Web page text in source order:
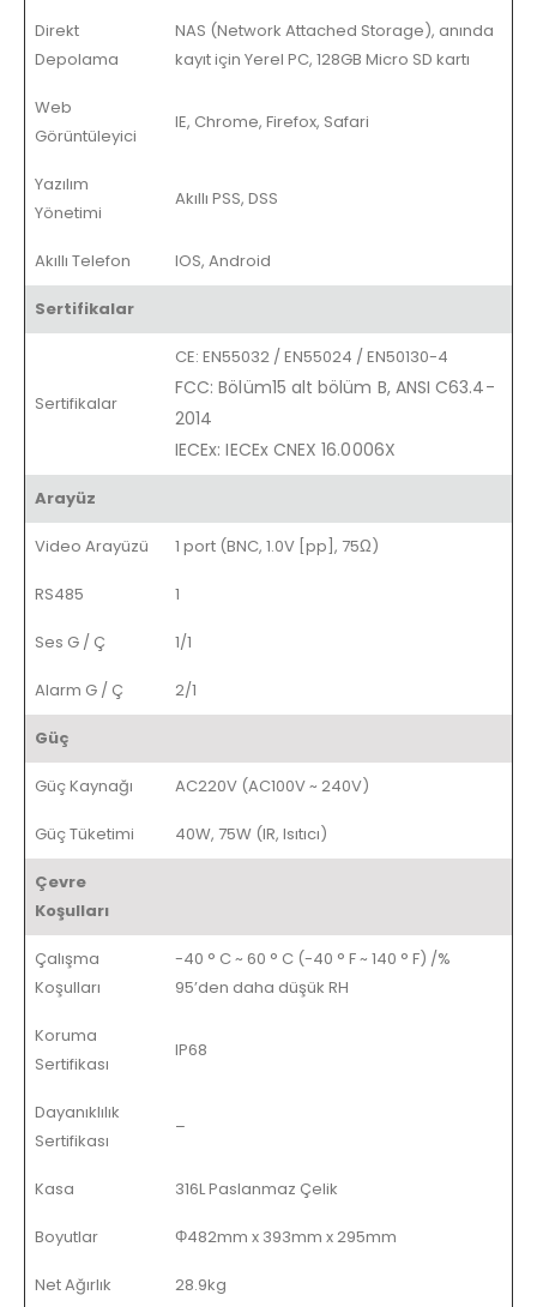
Direkt
Depolama
NAS (Network Attached Storage), anında
kayıt için Yerel PC, 128GB Micro SD kartı
Web
Görüntüleyici
IE, Chrome, Firefox, Safari
Yazılım
Yönetimi
Akıllı PSS, DSS
Akıllı Telefon IOS, Android
Sertifikalar
Sertifikalar
CE: EN55032 / EN55024 / EN50130-4
FCC: Bölüm15 alt bölüm B, ANSI C63.4-
2014
IECEx: IECEx CNEX 16.0006X
Arayüz
Video Arayüzü 1 port (BNC, 1.0V [pp], 75Ω)
RS485 1
Ses G / Ç 1/1
Alarm G / Ç 2/1
Güç
Güç Kaynağı AC220V (AC100V ~ 240V)
Güç Tüketimi 40W, 75W (IR, Isıtıcı)
Çevre
Koşulları
Çalışma
Koşulları
-40 ° C ~ 60 ° C (-40 ° F ~ 140 ° F) /%
95’den daha düşük RH
Koruma
Sertifikası
IP68
Dayanıklılık
Sertifikası
–
Kasa 316L Paslanmaz Çelik
Boyutlar Φ482mm x 393mm x 295mm
Net Ağırlık 28.9kg